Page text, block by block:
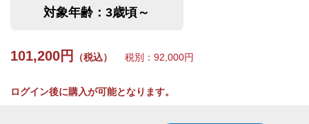
対象年齢：3歳頃～
101,200円 （税込） 税別：92,000円
ログイン後に購入が可能となります。